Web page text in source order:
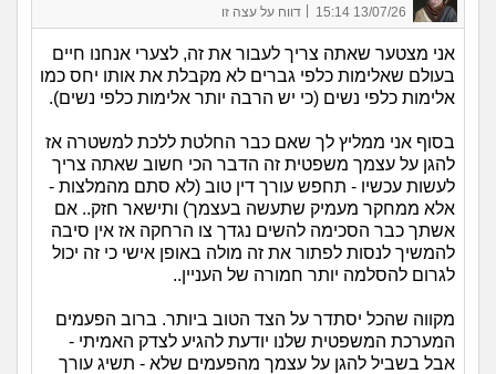
13/07/26 15:14
| דווח על עצה זו
אני מצטער שאתה צריך לעבור את זה, לצערי אנחנו חיים
בעולם שאלימות כלפי גברים לא מקבלת את אותו יחס כמו
אלימות כלפי נשים (כי יש הרבה יותר אלימות כלפי נשים).
בסוף אני ממליץ לך שאם כבר החלטת ללכת למשטרה אז
להגן על עצמך משפטית זה הדבר הכי חשוב שאתה צריך
לעשות עכשיו - תחפש עורך דין טוב (לא סתם מהמלצות -
אלא ממחקר מעמיק שתעשה בעצמך) ותישאר חזק.. אם
אשתך כבר הסכימה להשים נגדך צו הרחקה אז אין סיבה
להמשיך לנסות לפתור את זה מולה באופן אישי כי זה יכול
לגרום להסלמה יותר חמורה של העניין..
מקווה שהכל יסתדר על הצד הטוב ביותר. ברוב הפעמים
המערכת המשפטית שלנו יודעת להגיע לצדק האמיתי -
אבל בשביל להגן על עצמך מהפעמים שלא - תשיג עורך